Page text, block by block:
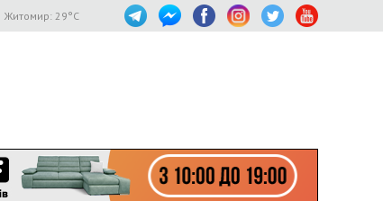
Житомир: 29°C